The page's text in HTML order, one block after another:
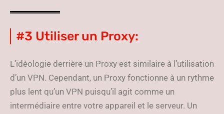
#3 Utiliser un Proxy:
L’idéologie derrière un Proxy est similaire à l’utilisation
d’un VPN. Cependant, un Proxy fonctionne à un rythme
plus lent qu’un VPN puisqu’il agit comme un
intermédiaire entre votre appareil et le serveur. Un